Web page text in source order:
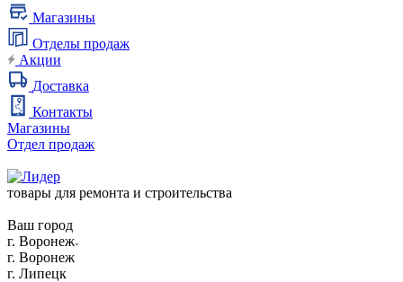
Магазины
Отделы продаж
Акции
Доставка
Контакты
Магазины
Отдел продаж
товары для ремонта и строительства
Ваш город
г. Воронеж
г. Воронеж
г. Липецк